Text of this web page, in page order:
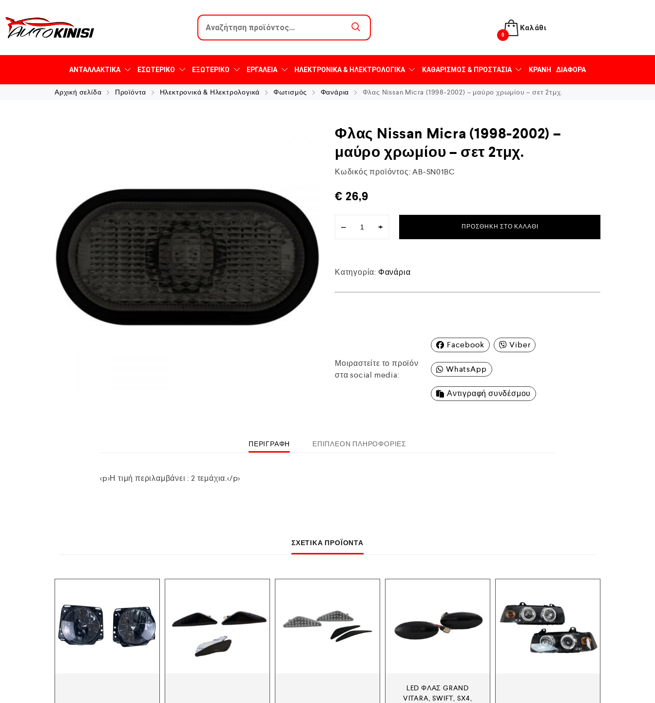
Καλάθι
0
ΑΝΤΑΛΛΑΚΤΙΚΆ ΕΣΩΤΕΡΙΚΌ ΕΞΩΤΕΡΙΚΌ ΕΡΓΑΛΕΊΑ ΗΛΕΚΤΡΟΝΙΚΆ & ΗΛΕΚΤΡΟΛΟΓΙΚΆ ΚΑΘΑΡΙΣΜΌΣ & ΠΡΟΣΤΑΣΊΑ ΚΡΆΝΗ ΔΙΆΦΟΡΑ
Αρχική σελίδα Προϊόντα Ηλεκτρονικά & Ηλεκτρολογικά Φωτισμός Φανάρια Φλας Nissan Micra (1998-2002) – μαύρο χρωμίου – σετ 2τμχ.
Φλας Nissan Micra (1998-2002) –
μαύρο χρωμίου – σετ 2τμχ.
Κωδικός προϊόντος: AB-SN01BC
€ 26,9
− + ΠΡΟΣΘΉΚΗ ΣΤΟ ΚΑΛΆΘΙ
Κατηγορία: Φανάρια
Μοιραστείτε το προϊόν
στα social media:
Facebook Viber
WhatsApp
Αντιγραφή συνδέσμου
ΠΕΡΙΓΡΑΦΉ ΕΠΙΠΛΈΟΝ ΠΛΗΡΟΦΟΡΊΕΣ
<p>Η τιμή περιλαμβάνει : 2 τεμάχια.</p>
ΣΧΕΤΙΚΆ ΠΡΟΪΌΝΤΑ
LED ΦΛΑΣ GRAND
VITARA, SWIFT, SX4,